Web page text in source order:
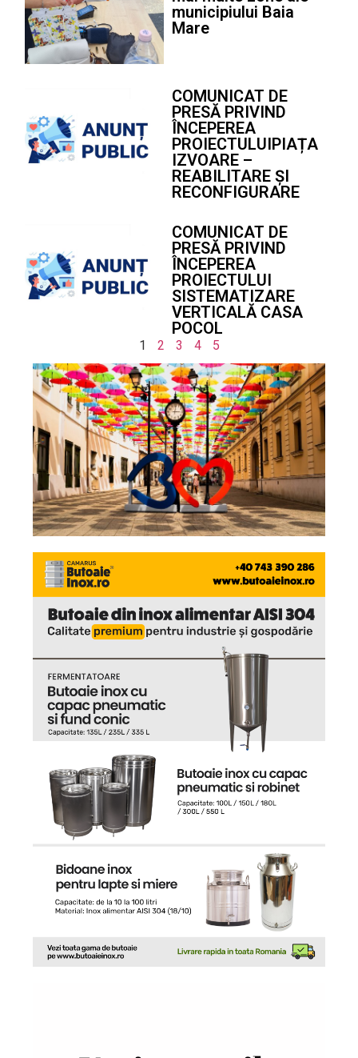
municipiului Baia
Mare
COMUNICAT DE
PRESĂ PRIVIND
ÎNCEPEREA
PROIECTULUIPIAȚA
IZVOARE –
REABILITARE ȘI
RECONFIGURARE
COMUNICAT DE
PRESĂ PRIVIND
ÎNCEPEREA
PROIECTULUI
SISTEMATIZARE
VERTICALĂ CASA
POCOL
1 2 3 4 5